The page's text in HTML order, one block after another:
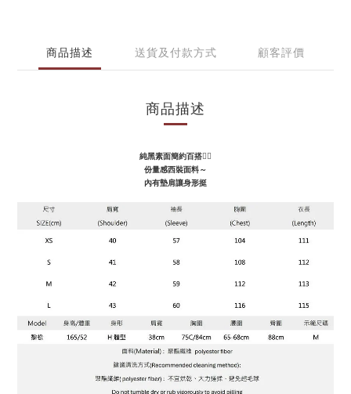
商品描述 送貨及付款方式 顧客評價
商品描述
純黑素面簡約百搭👌🏻
份量感西裝面料～
內有墊肩讓身形挺